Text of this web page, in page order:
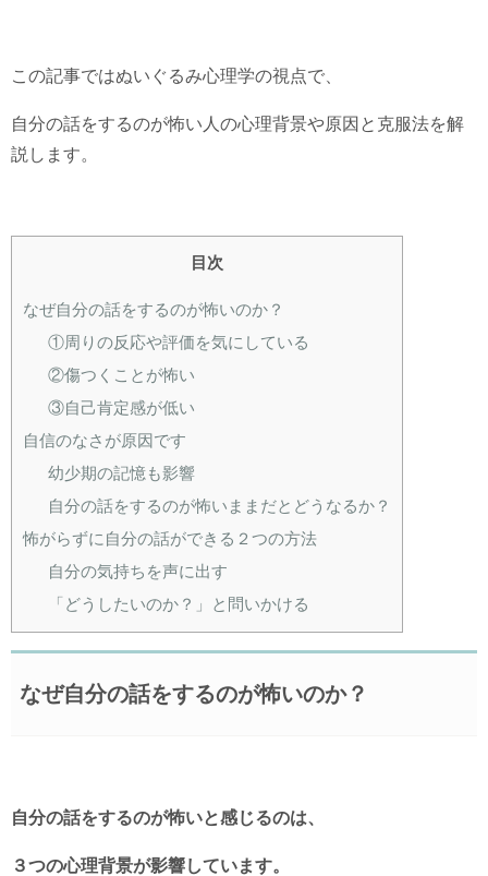
この記事ではぬいぐるみ心理学の視点で、
自分の話をするのが怖い人の心理背景や原因と克服法を解
説します。
目次
なぜ自分の話をするのが怖いのか？
①周りの反応や評価を気にしている
②傷つくことが怖い
③自己肯定感が低い
自信のなさが原因です
幼少期の記憶も影響
自分の話をするのが怖いままだとどうなるか？
怖がらずに自分の話ができる２つの方法
自分の気持ちを声に出す
「どうしたいのか？」と問いかける
なぜ自分の話をするのが怖いのか？
自分の話をするのが怖いと感じるのは、
３つの心理背景が影響しています。